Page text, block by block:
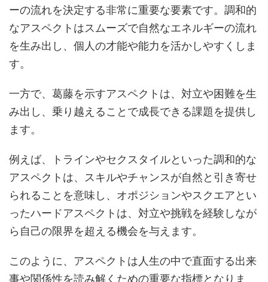
ーの流れを決定する非常に重要な要素です。調和的
なアスペクトはスムーズで自然なエネルギーの流れ
を生み出し、個人の才能や能力を活かしやすくしま
す。
一方で、葛藤を示すアスペクトは、対立や困難を生
み出し、乗り越えることで成長できる課題を提供し
ます。
例えば、トラインやセクスタイルといった調和的な
アスペクトは、スキルやチャンスが自然と引き寄せ
られることを意味し、オポジションやスクエアとい
ったハードアスペクトは、対立や挑戦を経験しなが
ら自己の限界を超える機会を与えます。
このように、アスペクトは人生の中で直面する出来
事や関係性を読み解くための重要な指標となりま